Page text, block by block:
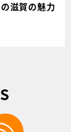
滋賀の魅力